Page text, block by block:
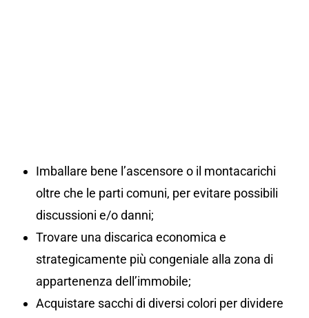
Imballare bene l’ascensore o il montacarichi
oltre che le parti comuni, per evitare possibili
discussioni e/o danni;
Trovare una discarica economica e
strategicamente più congeniale alla zona di
appartenenza dell’immobile;
Acquistare sacchi di diversi colori per dividere